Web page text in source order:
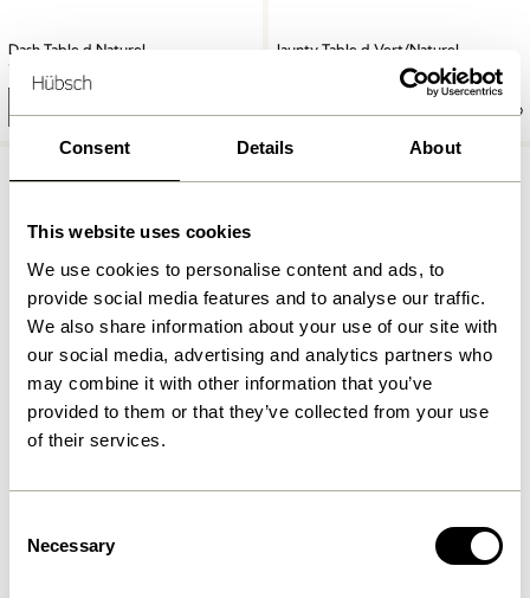
Consent Details About
This website uses cookies
We use cookies to personalise content and ads, to
provide social media features and to analyse our traffic.
We also share information about your use of our site with
our social media, advertising and analytics partners who
may combine it with other information that you’ve
provided to them or that they’ve collected from your use
of their services.
Selection
Necessary
Dash Table d Naturel
1.849,00
Jaunty Table d Vert/Naturel